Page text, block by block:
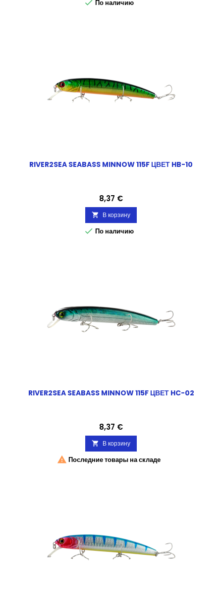
 По наличию
RIVER2SEA SEABASS MINNOW 115F ЦВЕТ HB-10
Цена
8,37 €
 В корзину
 По наличию
RIVER2SEA SEABASS MINNOW 115F ЦВЕТ HC-02
Цена
8,37 €
 В корзину
 Последние товары на складе